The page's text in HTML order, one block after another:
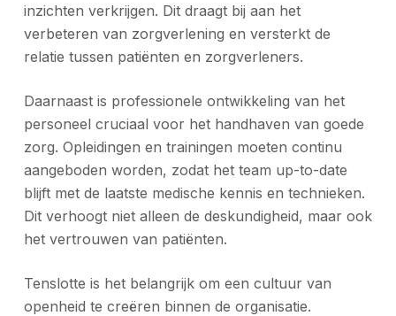
inzichten verkrijgen. Dit draagt bij aan het
verbeteren van zorgverlening en versterkt de
relatie tussen patiënten en zorgverleners.
Daarnaast is professionele ontwikkeling van het
personeel cruciaal voor het handhaven van goede
zorg. Opleidingen en trainingen moeten continu
aangeboden worden, zodat het team up-to-date
blijft met de laatste medische kennis en technieken.
Dit verhoogt niet alleen de deskundigheid, maar ook
het vertrouwen van patiënten.
Tenslotte is het belangrijk om een cultuur van
openheid te creëren binnen de organisatie.